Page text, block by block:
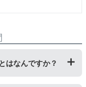
はなんですか？